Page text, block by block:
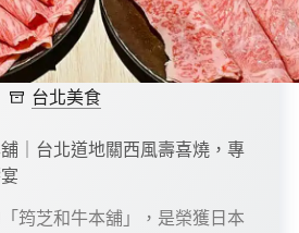
台北美食
｜台北道地關西風壽喜燒，專
筠芝和牛本舖」，是榮獲日本